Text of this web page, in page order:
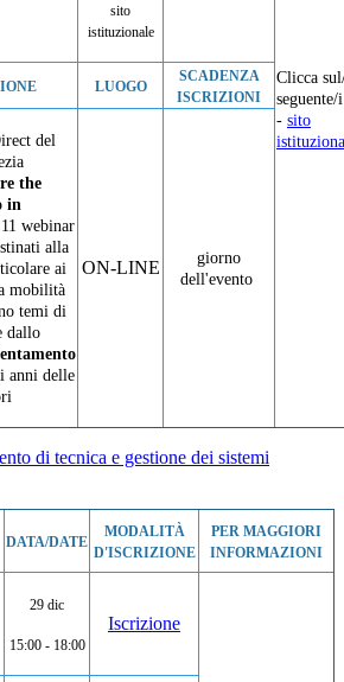
sito
istituzionale
Clicca
- sito
LUOGO
SCADENZA
ISCRIZIONI
del
the
in
webinar
alla
ai
mobilità
temi di
dallo
anni delle
ON-LINE
giorno
dell'evento
DATA/DATE
MODALITÀ
D'ISCRIZIONE
PER MAGGIORI
INFORMAZIONI
29 dic
15:00 - 18:00
Iscrizione